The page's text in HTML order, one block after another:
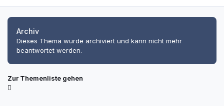
Archiv
Dieses Thema wurde archiviert und kann nicht mehr
beantwortet werden.
Zur Themenliste gehen